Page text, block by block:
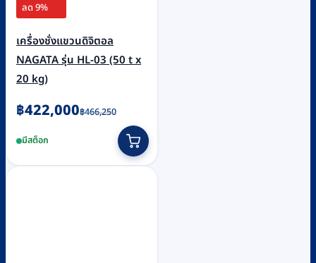
ลด 9%
เครื่องชั่งแขวนดิจิตอล
NAGATA รุ่น HL-03 (50 t x
20 kg)
฿466,250
Original
was:
฿466,250.
฿422,000
Current
is:
฿422,000.
มีสต็อก